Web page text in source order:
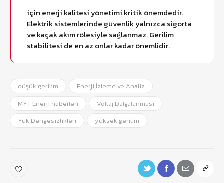
için enerji kalitesi yönetimi kritik önemdedir.
Elektrik sistemlerinde güvenlik yalnızca sigorta
ve kaçak akım rölesiyle sağlanmaz. Gerilim
stabilitesi de en az onlar kadar önemlidir.
düşük gerilim
Enerji İzleme ve Analiz
MYT Enerji haberleri
Voltaj Dalgalanması
Yük Dengesizlikleri
yüksek gerilim